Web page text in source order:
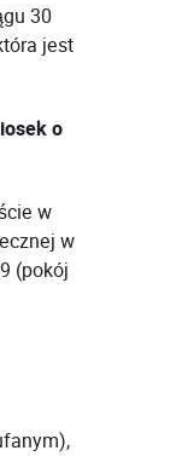
30
jest
o
w
w
(pokój